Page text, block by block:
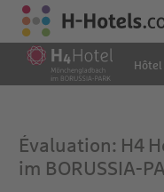
Hôtel
Évaluation: H4
im BORUSSIA-